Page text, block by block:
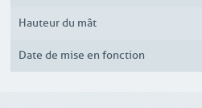
Hauteur du mât
Date de mise en fonction